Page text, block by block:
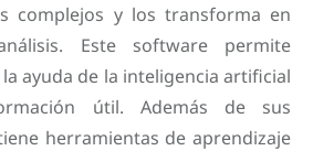
complejos y los transforma en
Este software permite
ayuda de la inteligencia artificial
útil. Además de sus
herramientas de aprendizaje